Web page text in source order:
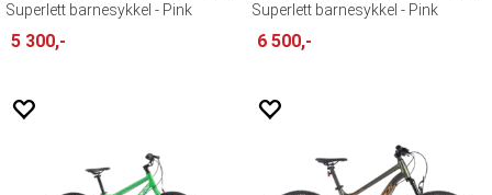
Superlett barnesykkel - Pink
5 300,-
Superlett barnesykkel - Pink
6 500,-